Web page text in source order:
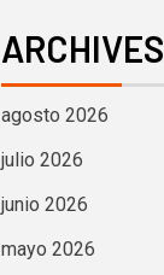
ARCHIVES
agosto 2026
julio 2026
junio 2026
mayo 2026